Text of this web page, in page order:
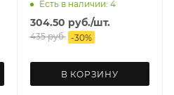
Есть в наличии: 4
304.50 руб./шт.
435руб. -30%
В КОРЗИНУ